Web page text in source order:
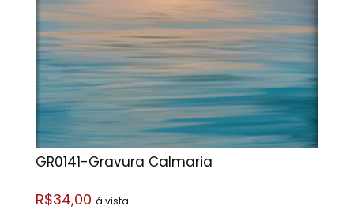
GR0141-Gravura Calmaria
R$34,00 á vista